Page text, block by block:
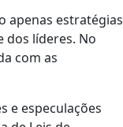
apenas estratégias
dos líderes. No
com as
e especulações